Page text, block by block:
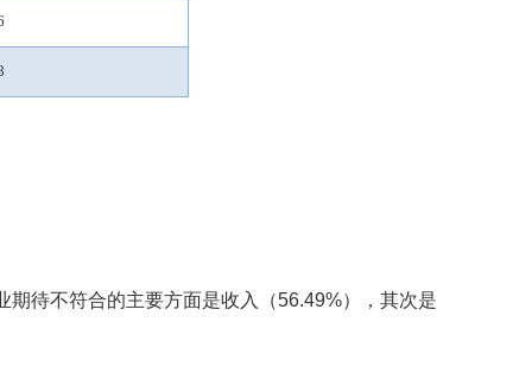
期待不符合的主要方面是收入（56.49%），其次是